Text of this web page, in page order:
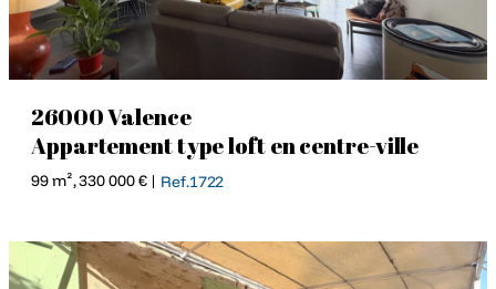
26000 Valence
Appartement type loft en centre-ville
99 m², 330 000 € | Ref.1722